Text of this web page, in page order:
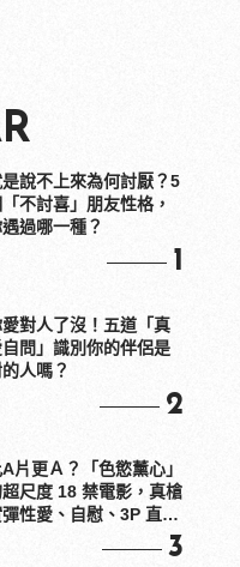
說不上來為何討厭？5
不討喜」朋友性格，
過哪一種？
1
對人了沒！五道「真
自問」識別你的伴侶是
人嗎？
2
A片更Ａ？「色慾薰心」
超尺度 18 禁電影，真槍
性愛、自慰、3P 直接
3